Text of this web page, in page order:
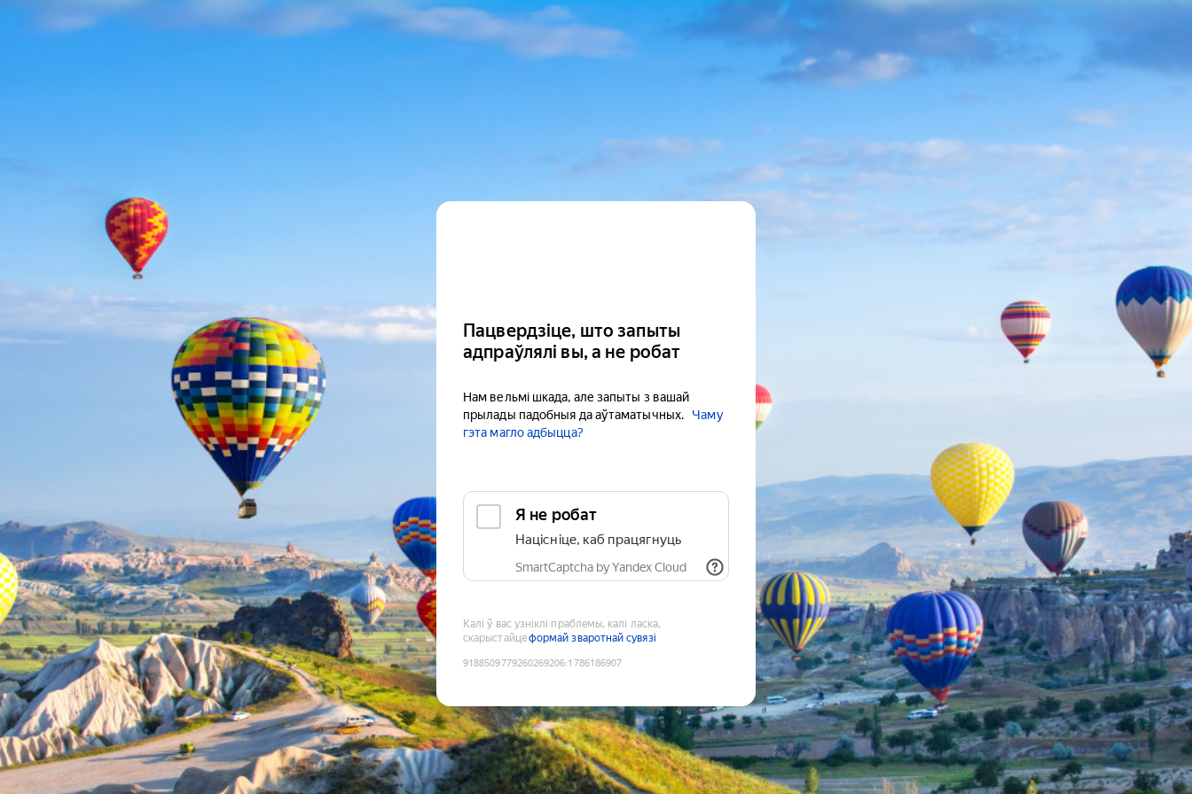
Пацвердзіце, што запыты
адпраўлялі вы, а не робат
Нам вельмі шкада, але запыты з вашай
прылады падобныя да аўтаматычных.
Чаму
гэта магло адбыцца?
Я не робат
Націсніце, каб працягнуць
SmartCaptcha by Yandex Cloud
Калі ў вас узніклі праблемы, калі ласка,
скарыстайцеформай зваротнай сувязі
9188509779260269206:1786186907